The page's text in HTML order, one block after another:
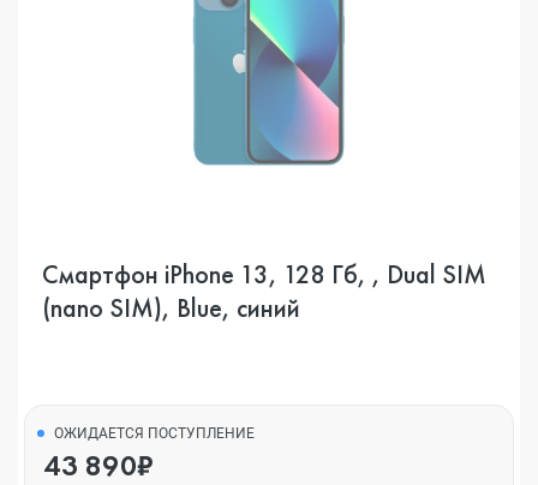
Смартфон iPhone 13, 128 Гб, , Dual SIM
(nano SIM), Blue, синий
ОЖИДАЕТСЯ ПОСТУПЛЕНИЕ
43 890₽